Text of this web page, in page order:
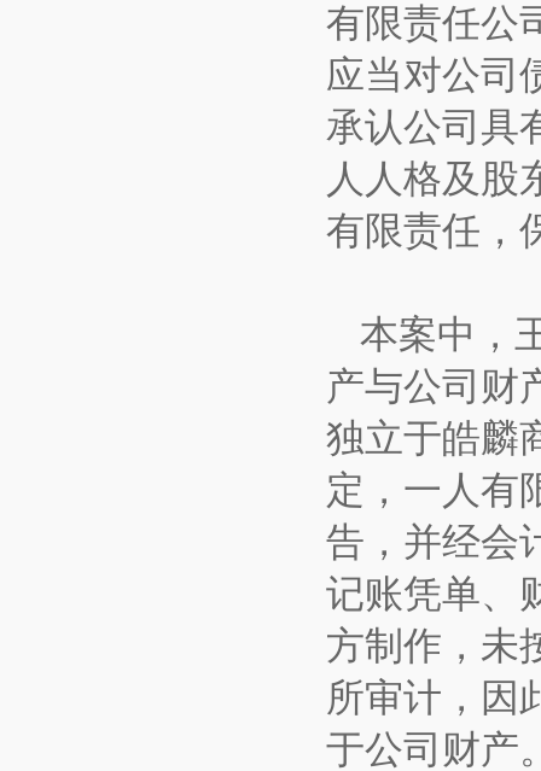
有限责任公
应当对公司
承认公司具
人人格及股
有限责任，
本案中，
产与公司财
独立于皓麟
定，一人有
告，并经会
记账凭单、
方制作，未
所审计，因
于公司财产